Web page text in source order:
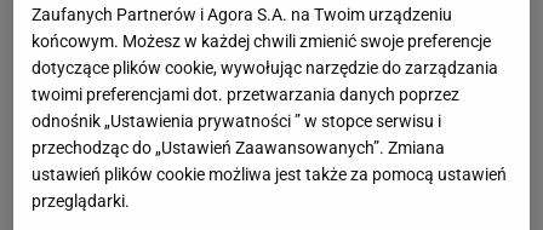
Lniane spodnie z Lidla nawet jesienią będą
hitem. Kosztują 44,99 zł
Te buty będą hitem jesieni 2026! Wiśniowe
czółenka to kwintesencja luksusu i
Zaufanych Partnerów i Agora S.A. na Twoim urządzeniu
końcowym. Możesz w każdej chwili zmienić swoje preferencje
dotyczące plików cookie, wywołując narzędzie do zarządzania
twoimi preferencjami dot. przetwarzania danych poprzez
odnośnik „Ustawienia prywatności ” w stopce serwisu i
przechodząc do „Ustawień Zaawansowanych”. Zmiana
ustawień plików cookie możliwa jest także za pomocą ustawień
przeglądarki.